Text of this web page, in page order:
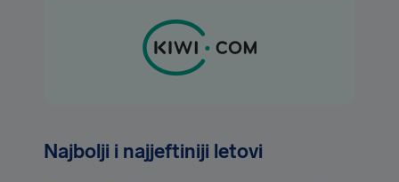
Najbolji i najjeftiniji letovi